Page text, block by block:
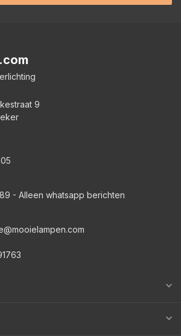
9
- Alleen whatsapp berichten